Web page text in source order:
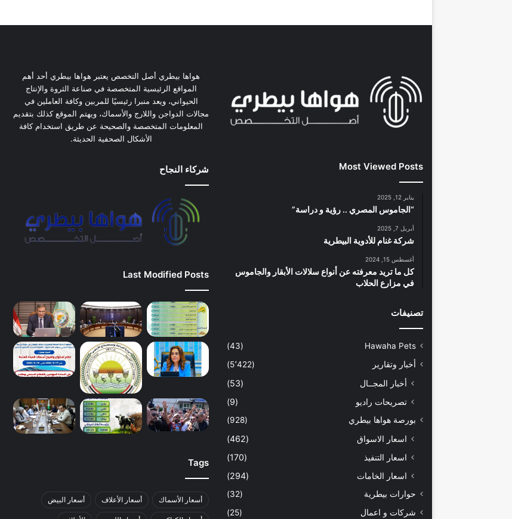
Most Viewed Posts
يناير 12, 2025
“الجاموس المصري .. رؤية و دراسة”
أبريل 7, 2025
شركة غنام للأدوية البيطرية
أغسطس 15, 2024
كل ما تريد معرفته عن أنواع سلالات الأبقار والجاموس
في مزارع الحلاب
تصنيفات
Hawaha Pets
(43)
أخبار وتقارير
(5٬422)
أخبار المجــال
(53)
تصريحات راديو
(9)
بورصة هواها بيطري (928)
اسعار الاسواق
(462)
اسعار التنفيذ
(170)
اسعار الخامات
(294)
حوارات بيطرية
(32)
شركات و اعمال
(25)
هواها بيطري أصل التخصص يعتبر هواها بيطري أحد أهم
المواقع الرئيسية المتخصصة في صناعة الثروة والإنتاج
الحيواني، ويعد منبرا رئيسيًا للمربين وكافة العاملين في
مجالات الدواجن واللارج والأسماك، ويهتم الموقع كذلك بتقديم
المعلومات المتخصصة والصحيحة عن طريق استخدام كافة
الأشكال الصحفية الحديثة.
شركاء النجاح
Last Modified Posts
Tags
أسعار الأسماك أسعار الأعلاف أسعار البيض